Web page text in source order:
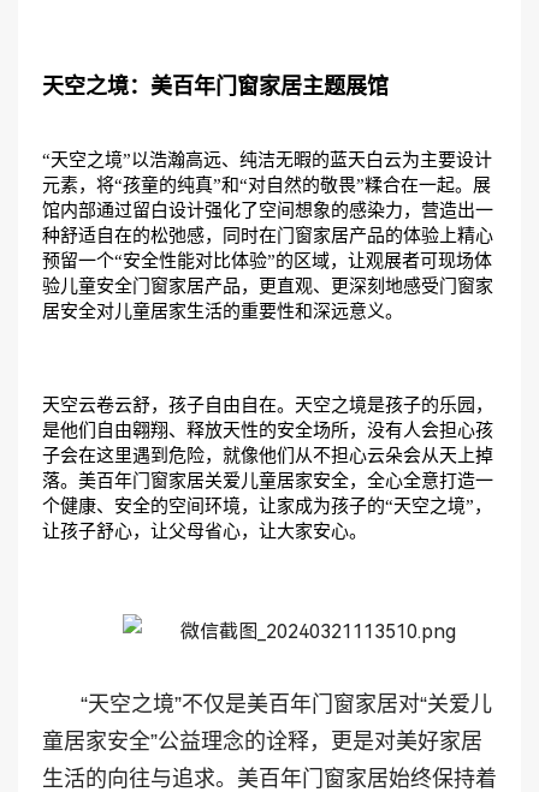
天空之境：美百年门窗家居主题展馆
“天空之境”以浩瀚高远、纯洁无暇的蓝天白云为主要设计
元素，将“孩童的纯真”和“对自然的敬畏”糅合在一起。展
馆内部通过留白设计强化了空间想象的感染力，营造出一
种舒适自在的松弛感，同时在门窗家居产品的体验上精心
预留一个“安全性能对比体验”的区域，让观展者可现场体
验儿童安全门窗家居产品，更直观、更深刻地感受门窗家
居安全对儿童居家生活的重要性和深远意义。
天空云卷云舒，孩子自由自在。天空之境是孩子的乐园，
是他们自由翱翔、释放天性的安全场所，没有人会担心孩
子会在这里遇到危险，就像他们从不担心云朵会从天上掉
落。美百年门窗家居关爱儿童居家安全，全心全意打造一
个健康、安全的空间环境，让家成为孩子的“天空之境”，
让孩子舒心，让父母省心，让大家安心。
“天空之境”不仅是美百年门窗家居对“关爱儿
童居家安全”公益理念的诠释，更是对美好家居
生活的向往与追求。美百年门窗家居始终保持着